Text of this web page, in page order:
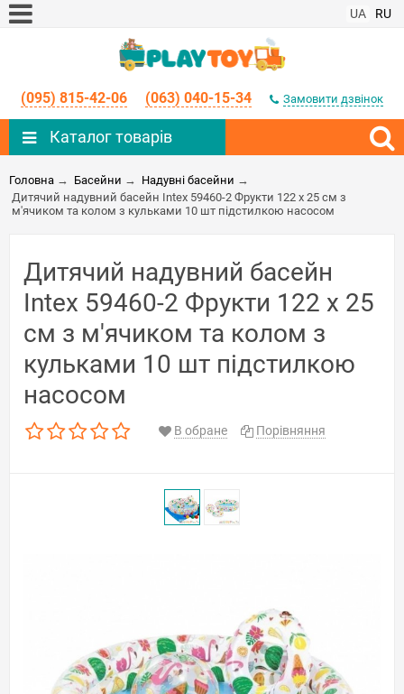
UA RU
(095) 815-42-06 (063) 040-15-34 Замовити дзвінок
Каталог товарів
Головна → Басейни → Надувні басейни →
Дитячий надувний басейн Intex 59460-2 Фрукти 122 х 25 см з
м'ячиком та колом з кульками 10 шт підстилкою насосом
Дитячий надувний басейн
Intex 59460-2 Фрукти 122 х 25
см з м'ячиком та колом з
кульками 10 шт підстилкою
насосом
В обране Порівняння